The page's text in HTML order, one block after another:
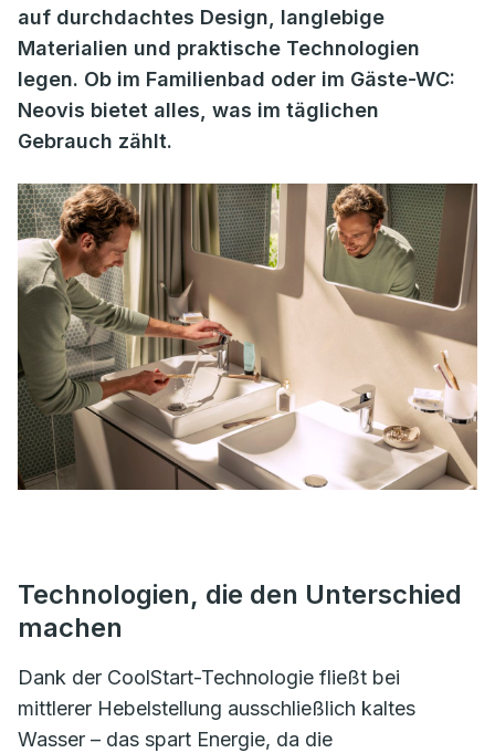
auf durchdachtes Design, langlebige
Materialien und praktische Technologien
legen. Ob im Familienbad oder im Gäste-WC:
Neovis bietet alles, was im täglichen
Gebrauch zählt.
Technologien, die den Unterschied
machen
Dank der CoolStart-Technologie fließt bei
mittlerer Hebelstellung ausschließlich kaltes
Wasser – das spart Energie, da die